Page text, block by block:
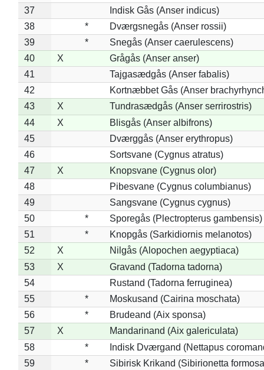
37
Indisk Gås (Anser indicus)
38
*
Dværgsnegås (Anser rossii)
39
*
Snegås (Anser caerulescens)
40
X
Grågås (Anser anser)
41
Tajgasædgås (Anser fabalis)
42
Kortnæbbet Gås (Anser
43
X
Tundrasædgås (Anser serrirostris)
44
X
Blisgås (Anser albifrons)
45
Dværggås (Anser erythropus)
46
Sortsvane (Cygnus atratus)
47
X
Knopsvane (Cygnus olor)
48
Pibesvane (Cygnus columbianus)
49
Sangsvane (Cygnus cygnus)
50
*
Sporegås (Plectropterus gambensis)
51
*
Knopgås (Sarkidiornis melanotos)
52
X
Nilgås (Alopochen aegyptiaca)
53
X
Gravand (Tadorna tadorna)
54
Rustand (Tadorna ferruginea)
55
*
Moskusand (Cairina moschata)
56
*
Brudeand (Aix sponsa)
57
X
Mandarinand (Aix galericulata)
58
*
Indisk Dværgand (Nettapus
59
*
Sibirisk Krikand (Sibirionetta